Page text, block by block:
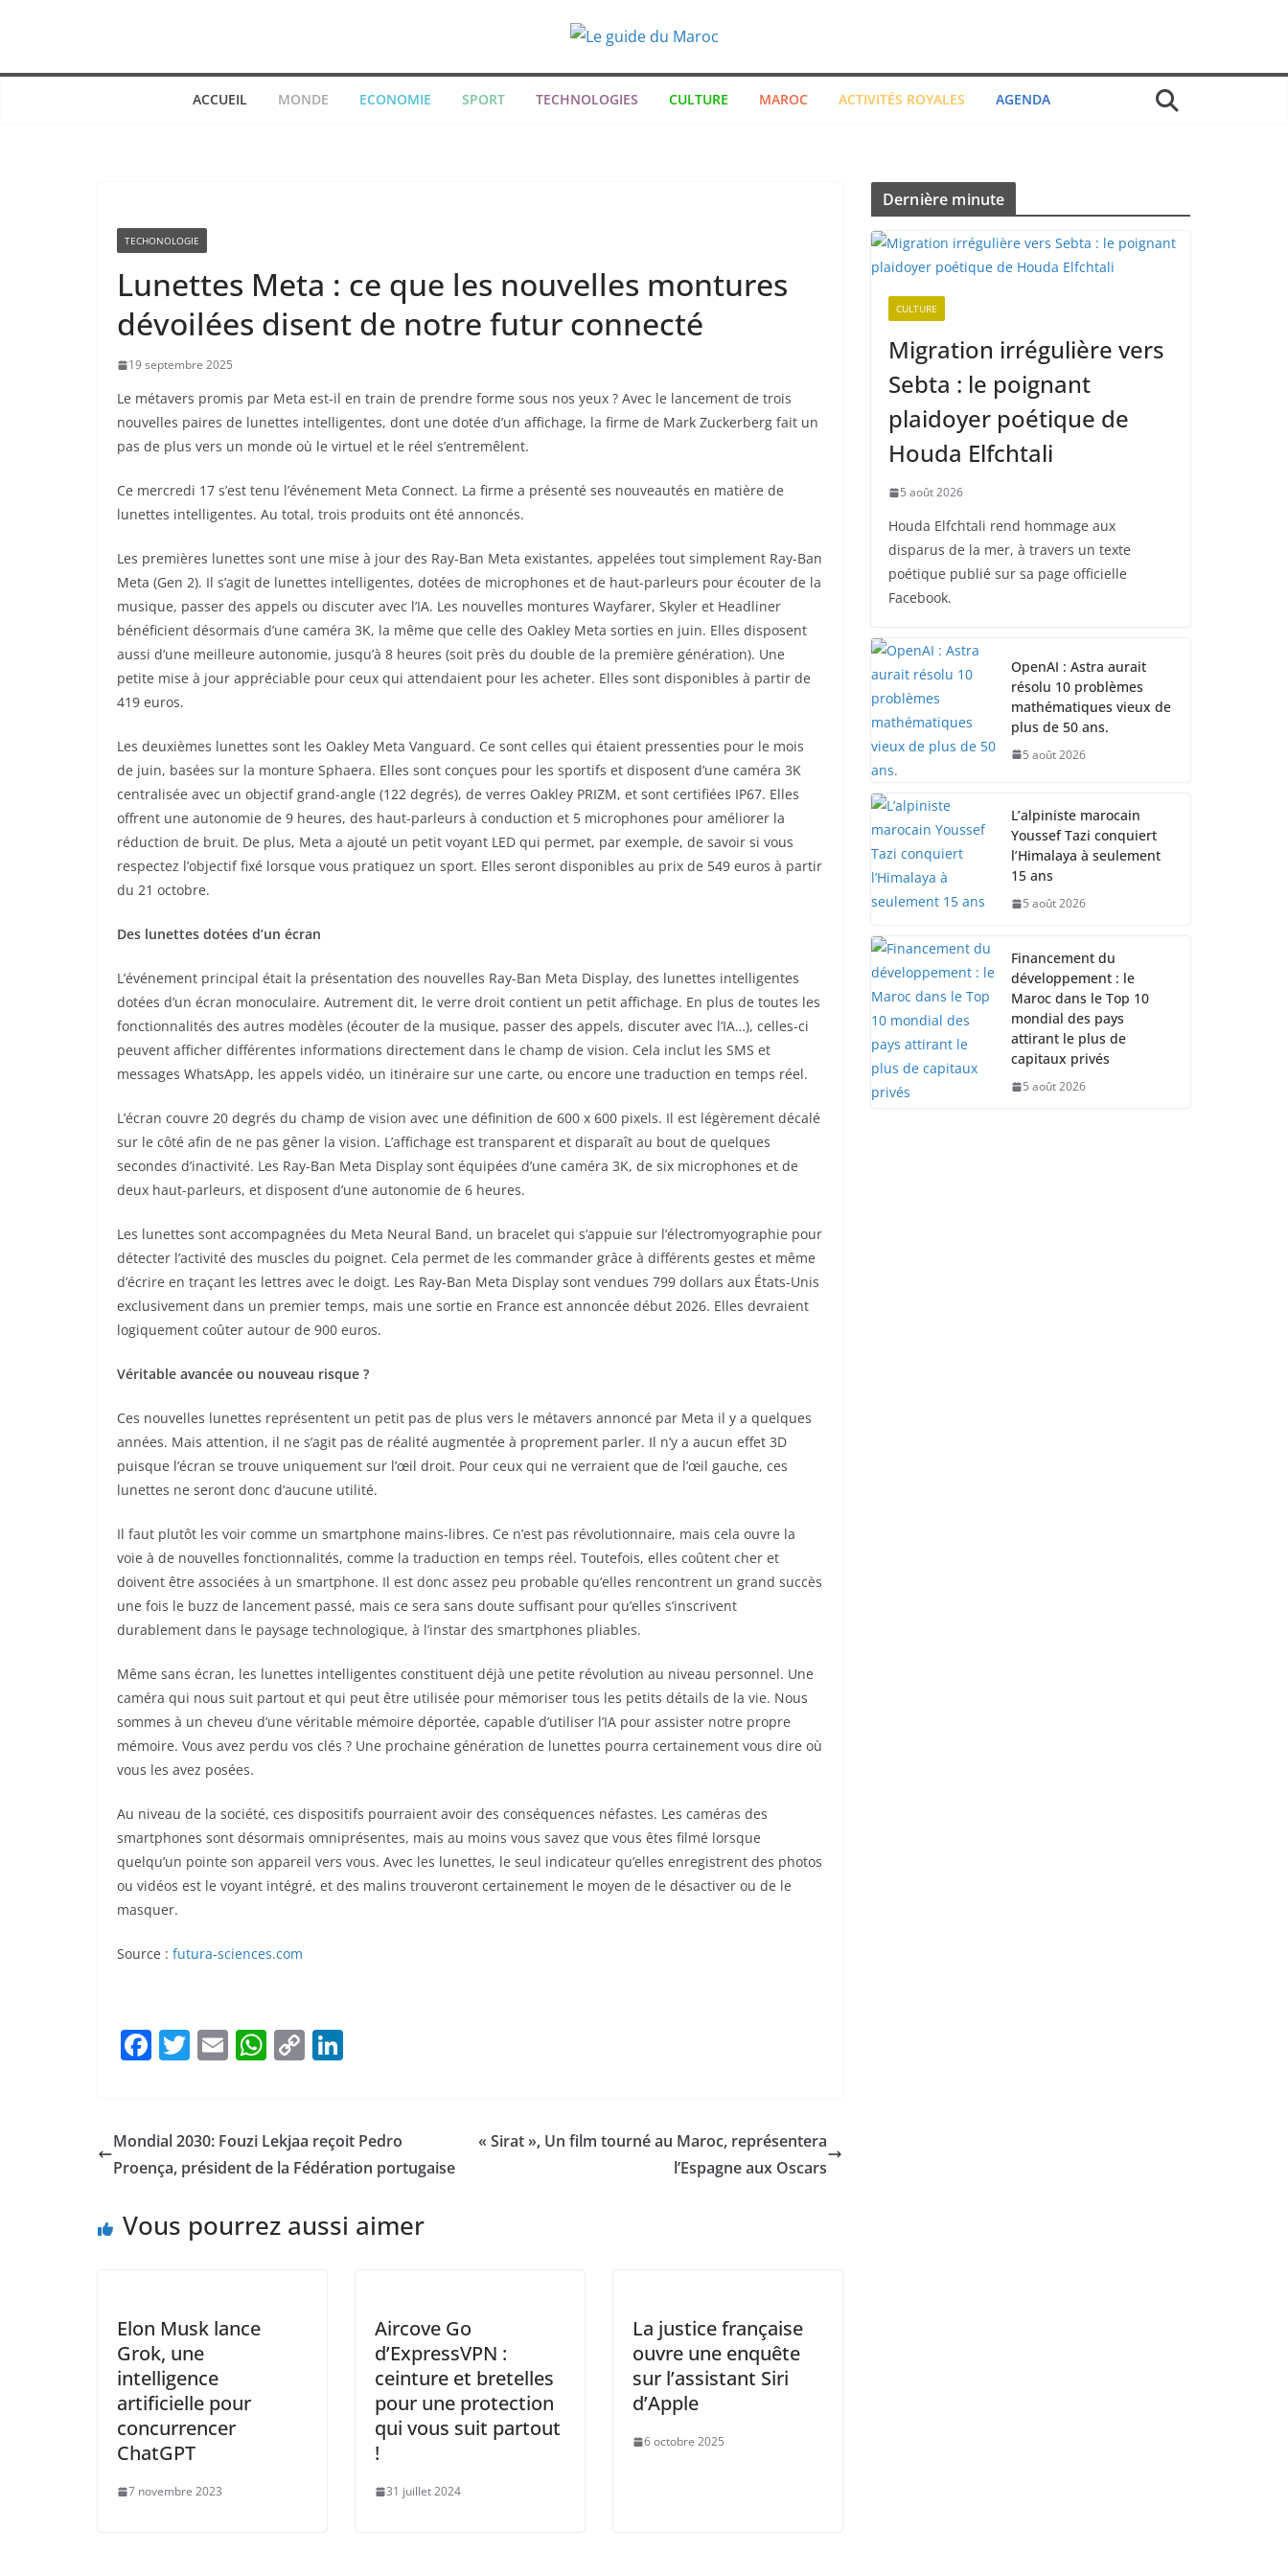
ACCUEIL MONDE ECONOMIE SPORT TECHNOLOGIES CULTURE MAROC ACTIVITÉS ROYALES AGENDA
TECHONOLOGIE
Lunettes Meta : ce que les nouvelles montures
dévoilées disent de notre futur connecté
19 septembre 2025
Le métavers promis par Meta est-il en train de prendre forme sous nos yeux ? Avec le lancement de trois
nouvelles paires de lunettes intelligentes, dont une dotée d’un affichage, la firme de Mark Zuckerberg fait un
pas de plus vers un monde où le virtuel et le réel s’entremêlent.
Ce mercredi 17 s’est tenu l’événement Meta Connect. La firme a présenté ses nouveautés en matière de
lunettes intelligentes. Au total, trois produits ont été annoncés.
Les premières lunettes sont une mise à jour des Ray-Ban Meta existantes, appelées tout simplement Ray-Ban
Meta (Gen 2). Il s’agit de lunettes intelligentes, dotées de microphones et de haut-parleurs pour écouter de la
musique, passer des appels ou discuter avec l’IA. Les nouvelles montures Wayfarer, Skyler et Headliner
bénéficient désormais d’une caméra 3K, la même que celle des Oakley Meta sorties en juin. Elles disposent
aussi d’une meilleure autonomie, jusqu’à 8 heures (soit près du double de la première génération). Une
petite mise à jour appréciable pour ceux qui attendaient pour les acheter. Elles sont disponibles à partir de
419 euros.
Les deuxièmes lunettes sont les Oakley Meta Vanguard. Ce sont celles qui étaient pressenties pour le mois
de juin, basées sur la monture Sphaera. Elles sont conçues pour les sportifs et disposent d’une caméra 3K
centralisée avec un objectif grand-angle (122 degrés), de verres Oakley PRIZM, et sont certifiées IP67. Elles
offrent une autonomie de 9 heures, des haut-parleurs à conduction et 5 microphones pour améliorer la
réduction de bruit. De plus, Meta a ajouté un petit voyant LED qui permet, par exemple, de savoir si vous
respectez l’objectif fixé lorsque vous pratiquez un sport. Elles seront disponibles au prix de 549 euros à partir
du 21 octobre.
Des lunettes dotées d’un écran
L’événement principal était la présentation des nouvelles Ray-Ban Meta Display, des lunettes intelligentes
dotées d’un écran monoculaire. Autrement dit, le verre droit contient un petit affichage. En plus de toutes les
fonctionnalités des autres modèles (écouter de la musique, passer des appels, discuter avec l’IA…), celles-ci
peuvent afficher différentes informations directement dans le champ de vision. Cela inclut les SMS et
messages WhatsApp, les appels vidéo, un itinéraire sur une carte, ou encore une traduction en temps réel.
L’écran couvre 20 degrés du champ de vision avec une définition de 600 x 600 pixels. Il est légèrement décalé
sur le côté afin de ne pas gêner la vision. L’affichage est transparent et disparaît au bout de quelques
secondes d’inactivité. Les Ray-Ban Meta Display sont équipées d’une caméra 3K, de six microphones et de
deux haut-parleurs, et disposent d’une autonomie de 6 heures.
Les lunettes sont accompagnées du Meta Neural Band, un bracelet qui s’appuie sur l’électromyographie pour
détecter l’activité des muscles du poignet. Cela permet de les commander grâce à différents gestes et même
d’écrire en traçant les lettres avec le doigt. Les Ray-Ban Meta Display sont vendues 799 dollars aux États-Unis
exclusivement dans un premier temps, mais une sortie en France est annoncée début 2026. Elles devraient
logiquement coûter autour de 900 euros.
Véritable avancée ou nouveau risque ?
Ces nouvelles lunettes représentent un petit pas de plus vers le métavers annoncé par Meta il y a quelques
années. Mais attention, il ne s’agit pas de réalité augmentée à proprement parler. Il n’y a aucun effet 3D
puisque l’écran se trouve uniquement sur l’œil droit. Pour ceux qui ne verraient que de l’œil gauche, ces
lunettes ne seront donc d’aucune utilité.
Il faut plutôt les voir comme un smartphone mains-libres. Ce n’est pas révolutionnaire, mais cela ouvre la
voie à de nouvelles fonctionnalités, comme la traduction en temps réel. Toutefois, elles coûtent cher et
doivent être associées à un smartphone. Il est donc assez peu probable qu’elles rencontrent un grand succès
une fois le buzz de lancement passé, mais ce sera sans doute suffisant pour qu’elles s’inscrivent
durablement dans le paysage technologique, à l’instar des smartphones pliables.
Même sans écran, les lunettes intelligentes constituent déjà une petite révolution au niveau personnel. Une
caméra qui nous suit partout et qui peut être utilisée pour mémoriser tous les petits détails de la vie. Nous
sommes à un cheveu d’une véritable mémoire déportée, capable d’utiliser l’IA pour assister notre propre
mémoire. Vous avez perdu vos clés ? Une prochaine génération de lunettes pourra certainement vous dire où
vous les avez posées.
Au niveau de la société, ces dispositifs pourraient avoir des conséquences néfastes. Les caméras des
smartphones sont désormais omniprésentes, mais au moins vous savez que vous êtes filmé lorsque
quelqu’un pointe son appareil vers vous. Avec les lunettes, le seul indicateur qu’elles enregistrent des photos
ou vidéos est le voyant intégré, et des malins trouveront certainement le moyen de le désactiver ou de le
masquer.
Source : futura-sciences.com
F
e
b
o
T
er
E
l
W
s
A
p
C
y
Li
k
e
dI
Mondial 2030: Fouzi Lekjaa reçoit Pedro
Proença, président de la Fédération portugaise
« Sirat », Un film tourné au Maroc, représentera
l’Espagne aux Oscars
Vous pourrez aussi aimer
Elon Musk lance
Grok, une
intelligence
artificielle pour
concurrencer
ChatGPT
7 novembre 2023
Aircove Go
d’ExpressVPN :
ceinture et bretelles
pour une protection
qui vous suit partout
!
31 juillet 2024
La justice française
ouvre une enquête
sur l’assistant Siri
d’Apple
6 octobre 2025
Dernière minute
CULTURE
Migration irrégulière vers
Sebta : le poignant
plaidoyer poétique de
Houda Elfchtali
5 août 2026
Houda Elfchtali rend hommage aux
disparus de la mer, à travers un texte
poétique publié sur sa page officielle
Facebook.
OpenAI : Astra aurait
résolu 10 problèmes
mathématiques vieux de
plus de 50 ans.
5 août 2026
L’alpiniste marocain
Youssef Tazi conquiert
l’Himalaya à seulement
15 ans
5 août 2026
Financement du
développement : le
Maroc dans le Top 10
mondial des pays
attirant le plus de
capitaux privés
5 août 2026